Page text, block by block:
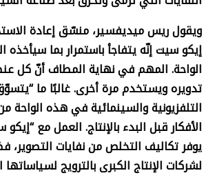
ويقول ريس ميديفسير، منسّق إعادة
إيكو سيت إنّه يتفاجأ باستمرار بما
الواحة. المهم في نهاية المطاف أنّ كل
تدويره ويستخدم مرة أخرى. غالبًا ما
التلفزيونية والسينمائية في هذه الواحة
الأفكار قبل البدء بالإنتاج. العمل مع
يوفر تكاليف التخلص من نفايات التصوير،
لشركات الإنتاج الكبرى بالترويج لسياساتها